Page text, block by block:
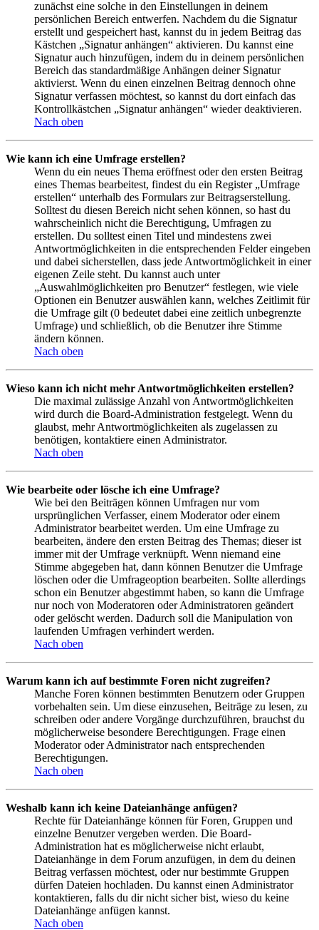
zunächst eine solche in den Einstellungen in deinem
persönlichen Bereich entwerfen. Nachdem du die Signatur
erstellt und gespeichert hast, kannst du in jedem Beitrag das
Kästchen „Signatur anhängen“ aktivieren. Du kannst eine
Signatur auch hinzufügen, indem du in deinem persönlichen
Bereich das standardmäßige Anhängen deiner Signatur
aktivierst. Wenn du einen einzelnen Beitrag dennoch ohne
Signatur verfassen möchtest, so kannst du dort einfach das
Kontrollkästchen „Signatur anhängen“ wieder deaktivieren.
Nach oben
Wie kann ich eine Umfrage erstellen?
Wenn du ein neues Thema eröffnest oder den ersten Beitrag
eines Themas bearbeitest, findest du ein Register „Umfrage
erstellen“ unterhalb des Formulars zur Beitragserstellung.
Solltest du diesen Bereich nicht sehen können, so hast du
wahrscheinlich nicht die Berechtigung, Umfragen zu
erstellen. Du solltest einen Titel und mindestens zwei
Antwortmöglichkeiten in die entsprechenden Felder eingeben
und dabei sicherstellen, dass jede Antwortmöglichkeit in einer
eigenen Zeile steht. Du kannst auch unter
„Auswahlmöglichkeiten pro Benutzer“ festlegen, wie viele
Optionen ein Benutzer auswählen kann, welches Zeitlimit für
die Umfrage gilt (0 bedeutet dabei eine zeitlich unbegrenzte
Umfrage) und schließlich, ob die Benutzer ihre Stimme
ändern können.
Nach oben
Wieso kann ich nicht mehr Antwortmöglichkeiten erstellen?
Die maximal zulässige Anzahl von Antwortmöglichkeiten
wird durch die Board-Administration festgelegt. Wenn du
glaubst, mehr Antwortmöglichkeiten als zugelassen zu
benötigen, kontaktiere einen Administrator.
Nach oben
Wie bearbeite oder lösche ich eine Umfrage?
Wie bei den Beiträgen können Umfragen nur vom
ursprünglichen Verfasser, einem Moderator oder einem
Administrator bearbeitet werden. Um eine Umfrage zu
bearbeiten, ändere den ersten Beitrag des Themas; dieser ist
immer mit der Umfrage verknüpft. Wenn niemand eine
Stimme abgegeben hat, dann können Benutzer die Umfrage
löschen oder die Umfrageoption bearbeiten. Sollte allerdings
schon ein Benutzer abgestimmt haben, so kann die Umfrage
nur noch von Moderatoren oder Administratoren geändert
oder gelöscht werden. Dadurch soll die Manipulation von
laufenden Umfragen verhindert werden.
Nach oben
Warum kann ich auf bestimmte Foren nicht zugreifen?
Manche Foren können bestimmten Benutzern oder Gruppen
vorbehalten sein. Um diese einzusehen, Beiträge zu lesen, zu
schreiben oder andere Vorgänge durchzuführen, brauchst du
möglicherweise besondere Berechtigungen. Frage einen
Moderator oder Administrator nach entsprechenden
Berechtigungen.
Nach oben
Weshalb kann ich keine Dateianhänge anfügen?
Rechte für Dateianhänge können für Foren, Gruppen und
einzelne Benutzer vergeben werden. Die Board-
Administration hat es möglicherweise nicht erlaubt,
Dateianhänge in dem Forum anzufügen, in dem du deinen
Beitrag verfassen möchtest, oder nur bestimmte Gruppen
dürfen Dateien hochladen. Du kannst einen Administrator
kontaktieren, falls du dir nicht sicher bist, wieso du keine
Dateianhänge anfügen kannst.
Nach oben